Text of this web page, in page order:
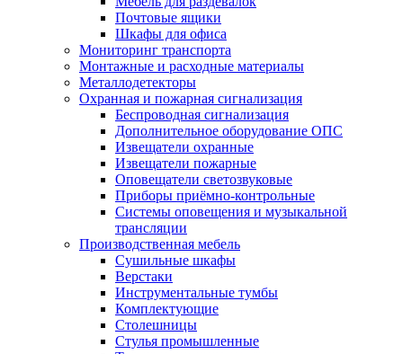
Почтовые ящики
Шкафы для офиса
Мониторинг транспорта
Монтажные и расходные материалы
Металлодетекторы
Охранная и пожарная сигнализация
Беспроводная сигнализация
Дополнительное оборудование ОПС
Извещатели охранные
Извещатели пожарные
Оповещатели светозвуковые
Приборы приёмно-контрольные
Системы оповещения и музыкальной
трансляции
Производственная мебель
Cушильные шкафы
Верстаки
Инструментальные тумбы
Комплектующие
Столешницы
Стулья промышленные